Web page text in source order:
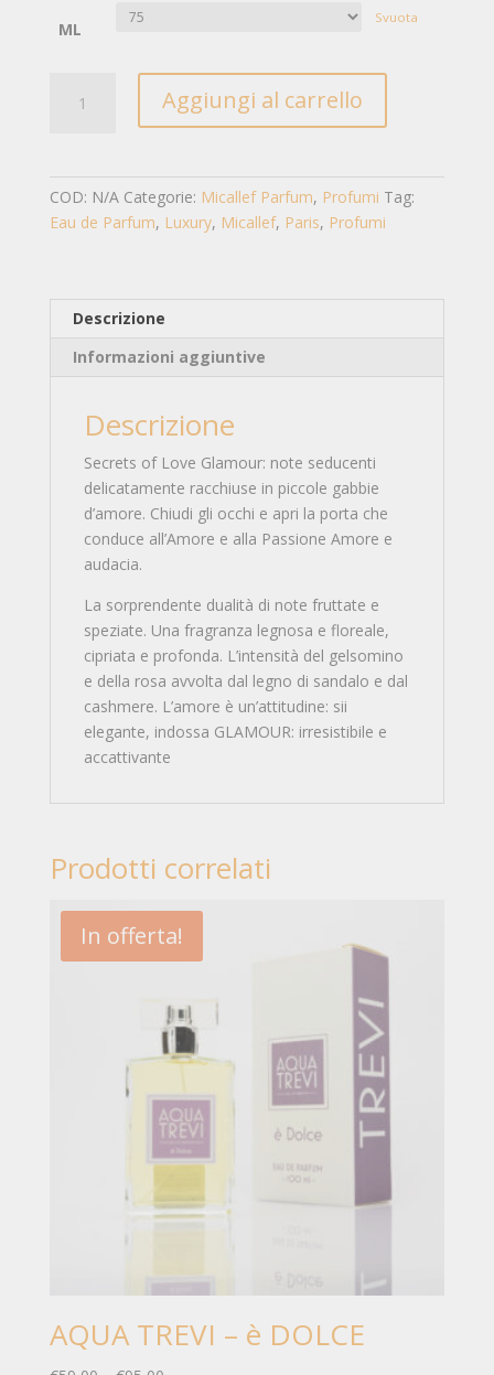
ML
Svuota
quantità
Aggiungi al carrello
COD: N/A Categorie: Micallef Parfum, Profumi Tag:
Eau de Parfum, Luxury, Micallef, Paris, Profumi
Descrizione
Informazioni aggiuntive
Descrizione
Secrets of Love Glamour: note seducenti
delicatamente racchiuse in piccole gabbie
d’amore. Chiudi gli occhi e apri la porta che
conduce all’Amore e alla Passione Amore e
audacia.
La sorprendente dualità di note fruttate e
speziate. Una fragranza legnosa e floreale,
cipriata e profonda. L’intensità del gelsomino
e della rosa avvolta dal legno di sandalo e dal
cashmere. L’amore è un’attitudine: sii
elegante, indossa GLAMOUR: irresistibile e
accattivante
Prodotti correlati
In offerta!
AQUA TREVI – è DOLCE